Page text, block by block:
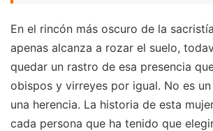
En el rincón más oscuro de la
apenas alcanza a rozar el suelo,
quedar un rastro de esa presencia
obispos y virreyes por igual. No es
una herencia. La historia de esta
cada persona que ha tenido que